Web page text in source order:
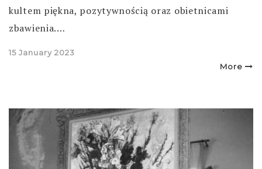
kultem piękna, pozytywnością oraz obietnicami
zbawienia.…
Posted
15 January 2023
More